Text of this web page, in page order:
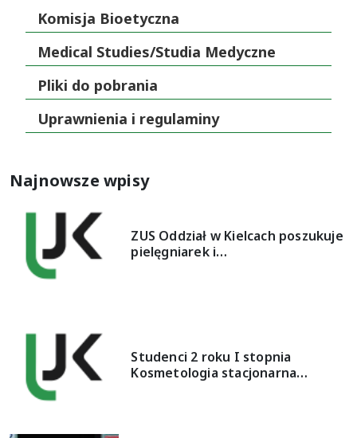
Komisja Bioetyczna
Medical Studies/Studia Medyczne
Pliki do pobrania
Uprawnienia i regulaminy
Najnowsze wpisy
ZUS Oddział w Kielcach poszukuje
pielęgniarek i…
Studenci 2 roku I stopnia
Kosmetologia stacjonarna…